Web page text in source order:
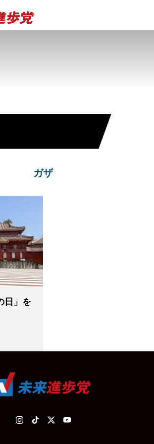
ガザ
日」を